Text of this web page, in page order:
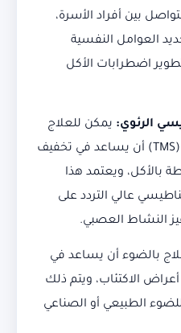
بين أفراد الأسرة،
العوامل النفسية
اضطرابات الأكل
يمكن للعلاج
بالتحفيز المغناطيسي الرئوي (TMS) أن يساعد في تخفيف
بالأكل، ويعتمد هذا
عالي التردد على
النشاط العصبي.
بالضوء أن يساعد في
الاكتئاب، ويتم ذلك
الطبيعي أو الصناعي